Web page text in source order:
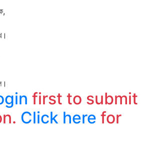
first to submit
Click here for